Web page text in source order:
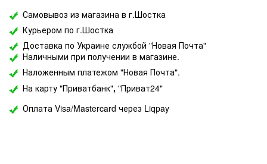
Самовывоз из магазина в г.Шостка
Курьером по г.Шостка
Доставка по Украине службой "Новая Почта"
Наличными при получении в магазине.
Наложенным платежом "Новая Почта".
На карту "Приватбанк", "Приват24"
Оплата Visa/Mastercard через Liqpay